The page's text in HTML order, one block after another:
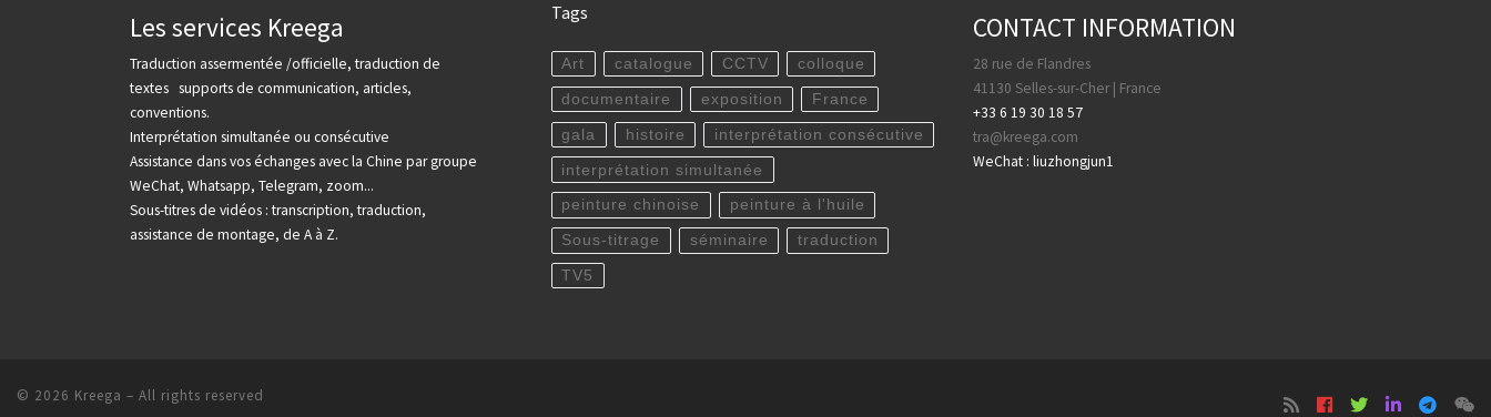
Les services Kreega
Traduction assermentée /officielle, traduction de
textes supports de communication, articles,
conventions.
Interprétation simultanée ou consécutive
Assistance dans vos échanges avec la Chine par groupe
WeChat, Whatsapp, Telegram, zoom...
Sous-titres de vidéos : transcription, traduction,
assistance de montage, de A à Z.
Tags
Art catalogue CCTV colloque
documentaire exposition France
gala histoire interprétation consécutive
interprétation simultanée
peinture chinoise peinture à l'huile
Sous-titrage séminaire traduction
TV5
CONTACT INFORMATION
28 rue de Flandres
41130 Selles-sur-Cher | France
+33 6 19 30 18 57
tra@kreega.com
WeChat : liuzhongjun1
© 2026 Kreega – All rights reserved